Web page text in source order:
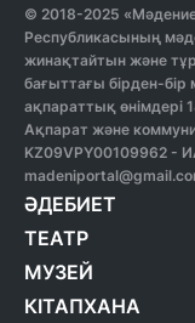
© 2018-2025
Республикасының
жинақтайтын және
бағыттағы бірден-
ақпараттық өнімдері
Ақпарат және
KZ09VPY00109962 - ИА
ӘДЕБИЕТ
ТЕАТР
МУЗЕЙ
КІТАПХАНА